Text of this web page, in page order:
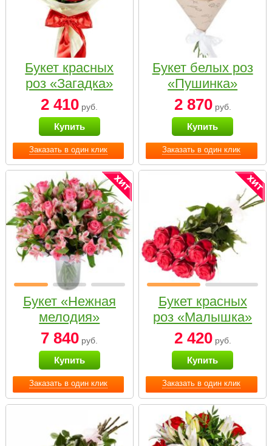
Заказать в один клик
Букет красных
роз «Загадка»
2 410 руб.
Купить
Заказать в один клик
Букет белых роз
«Пушинка»
2 870руб.
Купить
Заказать в один клик
Букет «Нежная
мелодия»
7 840 руб.
Купить
Заказать в один клик
Букет красных
роз «Малышка»
2 420руб.
Купить